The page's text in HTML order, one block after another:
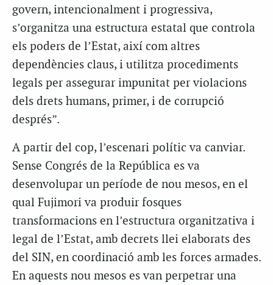
govern, intencionalment i progressiva,
s’organitza una estructura estatal que controla
els poders de l’Estat, així com altres
dependències claus, i utilitza procediments
legals per assegurar impunitat per violacions
dels drets humans, primer, i de corrupció
després”.
A partir del cop, l’escenari polític va canviar.
Sense Congrés de la República es va
desenvolupar un període de nou mesos, en el
qual Fujimori va produir fosques
transformacions en l’estructura organitzativa i
legal de l’Estat, amb decrets llei elaborats des
del SIN, en coordinació amb les forces armades.
En aquests nou mesos es van perpetrar una